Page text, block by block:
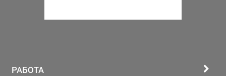
РАБОТА